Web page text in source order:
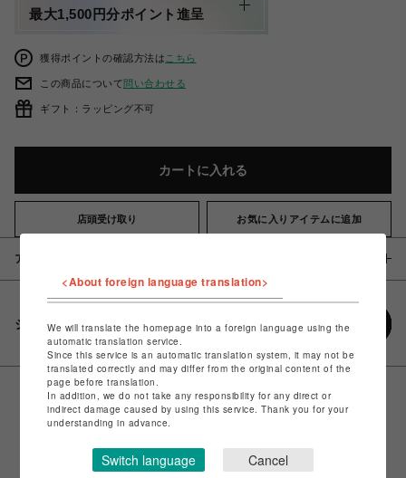
最大1,500円分ポイント進呈
獲得ポイントの確認方法は こちら
この商品について問い合わせる
ギフト：ラッピング不可
カートに入れる
店頭受け取り お気に入りアイテムに追加
アイテム説明 / 素材
シェアする
<About foreign language translation>
We will translate the homepage into a foreign language using the
automatic translation service.
Since this service is an automatic translation system, it may not be
translated correctly and may differ from the original content of the
page before translation.
In addition, we do not take any responsibility for any direct or
indirect damage caused by using this service. Thank you for your
understanding in advance.
Switch language Cancel